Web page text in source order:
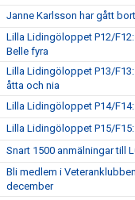
Janne Karlsson har gått bort
Lilla Lidingöloppet P12/
Belle fyra
Lilla Lidingöloppet P13/
åtta och nia
Lilla Lidingöloppet P14/F14:
Lilla Lidingöloppet P15/
Snart 1500 anmälningar till
Bli medlem i
december